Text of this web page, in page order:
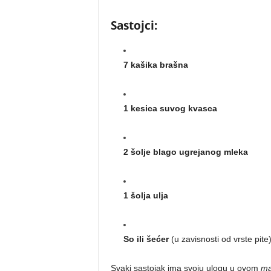
Sastojci:
7 kašika brašna
1 kesica suvog kvasca
2 šolje blago ugrejanog mleka
1 šolja ulja
So ili šećer(u zavisnosti od vrste pite)
Svaki sastojak ima svoju ulogu u ovom